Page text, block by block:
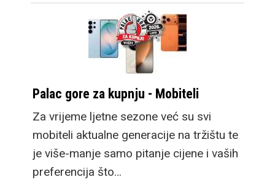
Palac gore za kupnju - Mobiteli
Za vrijeme ljetne sezone već su svi
mobiteli aktualne generacije na tržištu te
je više-manje samo pitanje cijene i vaših
preferencija što…